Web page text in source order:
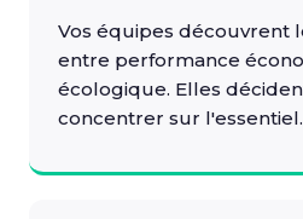
Vos équipes découvrent
entre performance
écologique. Elles
concentrer sur l'essentiel.